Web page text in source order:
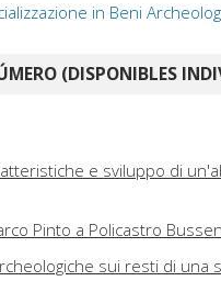
in Beni
(DISPONIBLES
e sviluppo di
Pinto a Policastro
sui resti di